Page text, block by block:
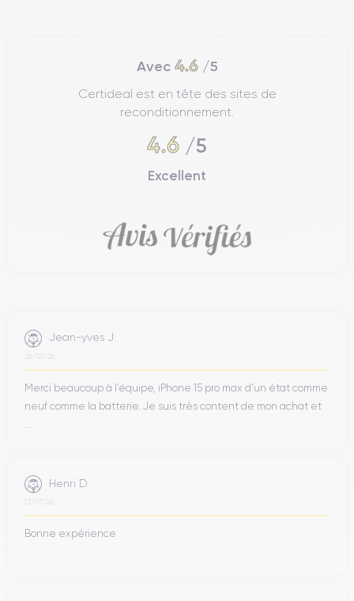
Avec 4.6/5
Certideal est en tête des sites de
reconditionnement.
4.6 /5
Excellent
Jean-yves J.
26/07/26
Merci beaucoup à l’équipe, iPhone 15 pro max d’un état comme
neuf comme la batterie. Je suis très content de mon achat et
Henri D.
12/07/26
Bonne expérience